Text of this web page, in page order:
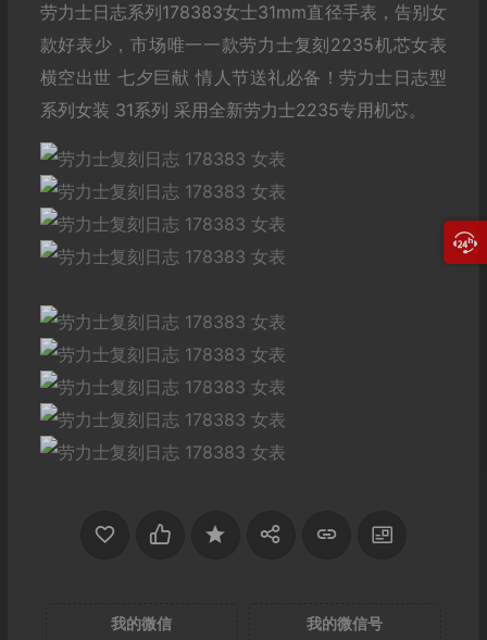
劳力士日志系列178383女士31mm直径手表，告别女
款好表少，市场唯一一款劳力士复刻2235机芯女表
横空出世 七夕巨献 情人节送礼必备！劳力士日志型
系列女装 31系列 采用全新劳力士2235专用机芯。
我的微信
我的微信号